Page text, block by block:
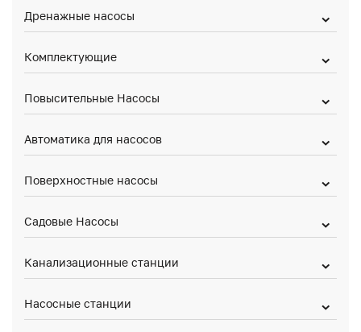
Дренажные насосы
Комплектующие
Повысительные Насосы
Автоматика для насосов
Поверхностные насосы
Садовые Насосы
Канализационные станции
Насосные станции